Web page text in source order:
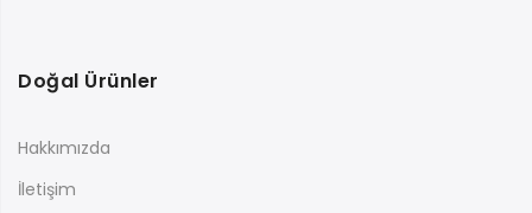
Doğal Ürünler
Hakkımızda
İletişim